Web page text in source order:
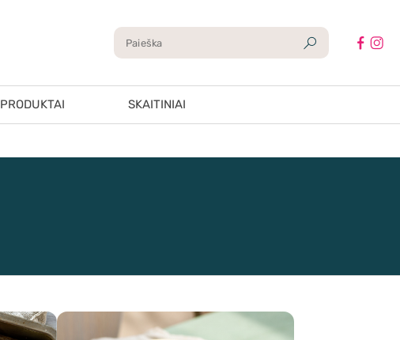
PRODUKTAI SKAITINIAI